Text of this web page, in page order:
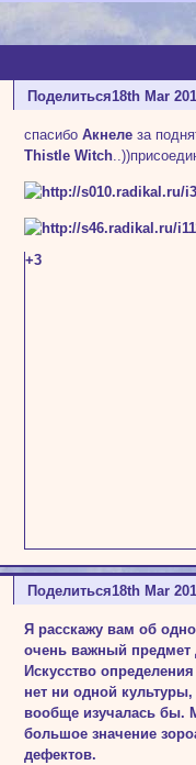
Поделиться18th Mar
спасибоАкнелеза
Thistle Witch
+3
Поделиться18th Mar
Я расскажу вам об
очень важный предмет
Искусство
нет ни одной
вообще изучалась бы.
большое значение
дефектов.